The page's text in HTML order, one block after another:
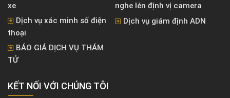
xe
nghe lén định vị camera
Dịch vụ xác minh số điện
thoại
Dịch vụ giám định ADN
BÁO GIÁ DỊCH VỤ THÁM
TỬ
KẾT NỐI VỚI CHÚNG TÔI